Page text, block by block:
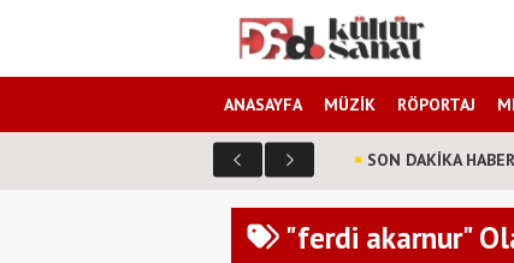
ANASAYFA MÜZİK RÖPORTAJ
SON DAKİKA
"ferdi akarnur"